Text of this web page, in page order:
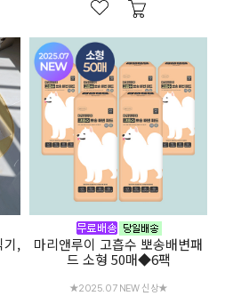
기,
마리앤루이 고흡수 뽀송배변패
드 소형 50매◆6팩
★2025.07 NEW 신상★